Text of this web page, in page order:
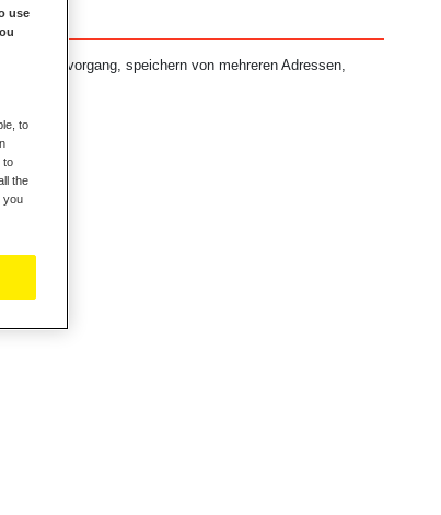
Bestellvorgang, speichern von mehreren Adressen,
use
to
to
the
you